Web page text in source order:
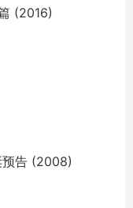
(2016)
预告 (2008)